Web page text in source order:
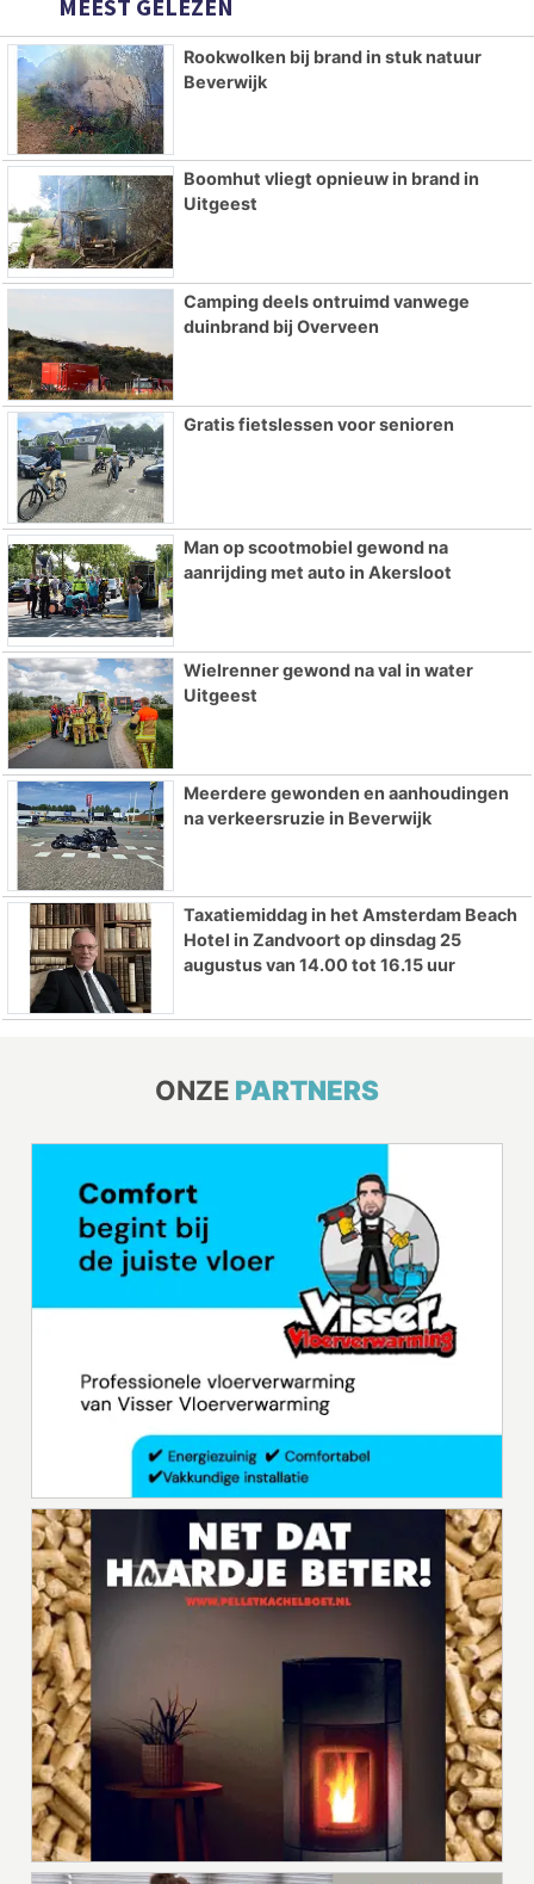
MEEST GELEZEN
Rookwolken bij brand in stuk natuur
Beverwijk
Boomhut vliegt opnieuw in brand in
Uitgeest
Camping deels ontruimd vanwege
duinbrand bij Overveen
Gratis fietslessen voor senioren
Man op scootmobiel gewond na
aanrijding met auto in Akersloot
Wielrenner gewond na val in water
Uitgeest
Meerdere gewonden en aanhoudingen
na verkeersruzie in Beverwijk
Taxatiemiddag in het Amsterdam Beach
Hotel in Zandvoort op dinsdag 25
augustus van 14.00 tot 16.15 uur
ONZE PARTNERS